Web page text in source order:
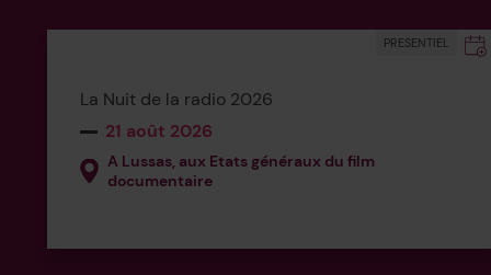
La Nuit de la radio 2026
21 août 2026
A Lussas, aux Etats généraux du film
documentaire
PRESENTIEL